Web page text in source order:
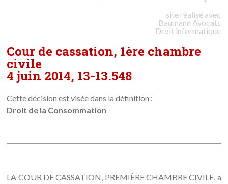
site réalisé avec
Baumann Avocats
Droit informatique
Cour de cassation, 1ère chambre
civile
4 juin 2014, 13-13.548
Cette décision est visée dans la définition :
Droit de la Consommation
LA COUR DE CASSATION, PREMIÈRE CHAMBRE CIVILE, a